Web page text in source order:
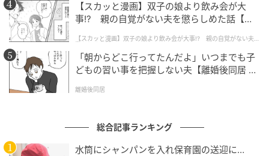
元記事で読む
【スカッと漫画】双子の娘より飲み会が大
事!? 親の自覚がない夫を懲らしめた話【第1
【スカッと漫画】双子の娘より飲み会が大事!? 親の自覚がない夫を
懲らしめた話
「朝からどこ行ってたんだよ」いつまでも子
どもの習い事を把握しない夫【離婚後同居 Vo
離婚後同居
総合記事ランキング
水筒にシャンパンを入れ保育園の送迎に…